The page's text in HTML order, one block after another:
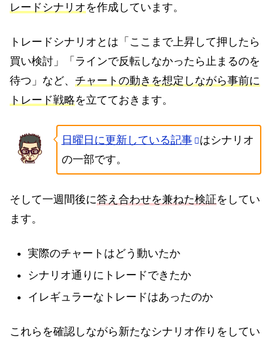
レードシナリオ を作成しています。
トレードシナリオとは「ここまで上昇して押したら
買い検討」「ラインで反転しなかったら止まるのを
待つ」など、 チャートの動きを想定しながら事前に
トレード戦略を立てておきます。
日曜日に更新している記事
はシナリオ
の一部です。
そして一週間後に答え合わせを兼ねた検証をしてい
ます。
実際のチャートはどう動いたか
シナリオ通りにトレードできたか
イレギュラーなトレードはあったのか
これらを確認しながら新たなシナリオ作りをしてい